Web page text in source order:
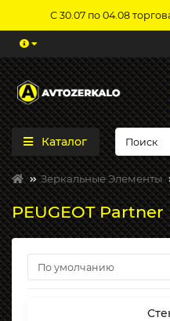
С 30.07 по 04.08
Каталог
Зеркальные Элементы
PEUGEOT Partner